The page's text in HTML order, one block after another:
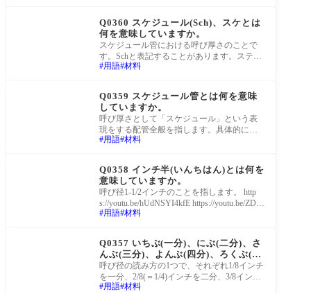
Q0360 スケジュール(Sch)、スケとは
何を意味していますか。
スケジュール管における呼び厚さのことで
す。Schと表記することがあります。ステン
レス配管では「10S」「20S」「40」「80」
用語 材料
Q0359 スケジュール管とは何を意味
していますか。
呼び厚さとして「スケジュール」という表
現をする配管全般を指します。具体的に
は、JIS G 3459やJIS G 3468などに記載され
用語 材料
Q0358 インチ半(いんちはん)とは何を
意味していますか。
呼び径1-1/2インチのことを指します。 http
s://youtu.be/hUdNSYI4kfE https://youtu.be/ZDC
7YufWWLg https://youtu.be/ivYzDpgmuso
用語 材料
Q0357 いちぶ(一分)、にぶ(二分)、さ
んぶ(三分)、よんぶ(四分)、ろくぶ(六
分)とは何を意味していますか。
呼び径の読み方の1つで、それぞれ1/8インチ
を一分、2/8(＝1/4)インチを二分、3/8インチ
を三分、4/8(＝1/2)インチを四分、6/8インチ
用語 材料